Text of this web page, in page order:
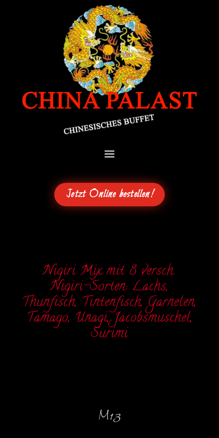
Jetzt Online bestellen!
Nigiri Mix mit 8 versch.
Nigiri-Sorten: Lachs,
Thunfisch, Tintenfisch, Garnelen,
Tamago, Unagi, Jacobsmuschel,
Surimi
M13